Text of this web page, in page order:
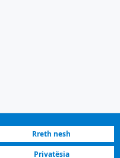
Rreth nesh
Privatësia